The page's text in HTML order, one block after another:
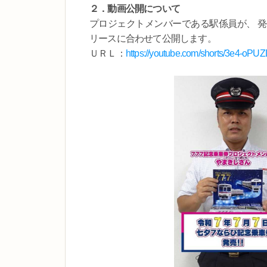
２．動画公開について
プロジェクトメンバーである駅係員が、
リースに合わせて公開します。
ＵＲＬ： https://youtube.com/shorts/3e4-